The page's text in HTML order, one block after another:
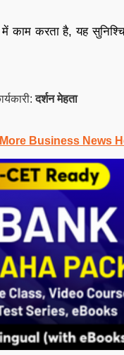
करता है, यह
दर्शन मेहता
Business News